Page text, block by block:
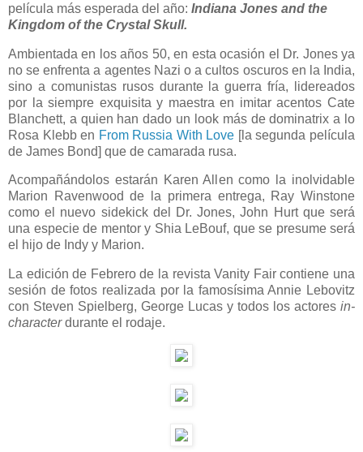
película más esperada del año: Indiana Jones and the
Kingdom of the Crystal Skull.
Ambientada en los años 50, en esta ocasión el Dr. Jones ya
no se enfrenta a agentes Nazi o a cultos oscuros en la India,
sino a comunistas rusos durante la guerra fría, lidereados
por la siempre exquisita y maestra en imitar acentos Cate
Blanchett, a quien han dado un look más de dominatrix a lo
Rosa Klebb en From Russia With Love [la segunda película
de James Bond] que de camarada rusa.
Acompañándolos estarán Karen Allen como la inolvidable
Marion Ravenwood de la primera entrega, Ray Winstone
como el nuevo sidekick del Dr. Jones, John Hurt que será
una especie de mentor y Shia LeBouf, que se presume será
el hijo de Indy y Marion.
La edición de Febrero de la revista Vanity Fair contiene una
sesión de fotos realizada por la famosísima Annie Lebovitz
con Steven Spielberg, George Lucas y todos los actores in-
characterdurante el rodaje.